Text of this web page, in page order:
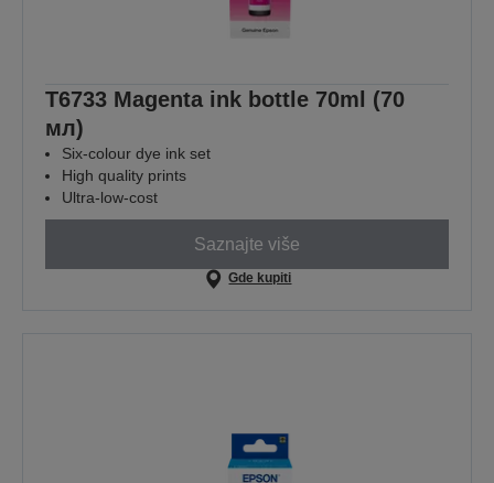
T6733 Magenta ink bottle 70ml (70
мл)
Six-colour dye ink set
High quality prints
Ultra-low-cost
Saznajte više
Gde kupiti